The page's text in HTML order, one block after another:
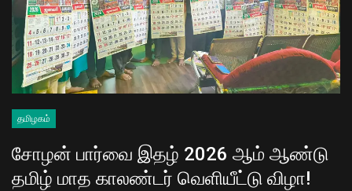
தமிழகம்
சோழன் பார்வை இதழ் 2026 ஆம் ஆண்டு
தமிழ் மாத காலண்டர் வெளியீட்டு விழா!